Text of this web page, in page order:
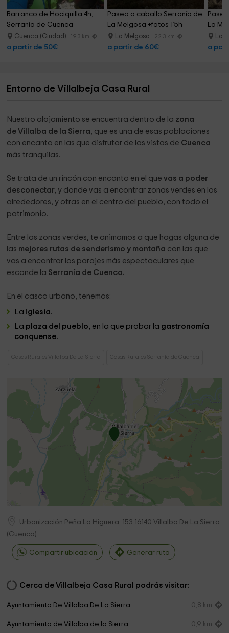
Barranco de Hociquilla 4h,
Serranía de Cuenca
Cuenca (Ciudad) 19.3 km
a partir de 50€
Paseo a caballo Serranía de
La Melgosa +fotos 1’5h
La Melgosa 22.3 km
a partir de 60€
La
La
a
Entorno de Villalbeja Casa Rural
Nuestro alojamiento se encuentra dentro de la zona
de Villalba de la Sierra, que es una de esas poblaciones
con encanto en las que disfrutar de las vistas de Cuenca
más tranquilas.
Se trata de un rincón con encanto en el que vas a poder
desconectar, y donde vas a encontrar zonas verdes en los
alrededores, y otras en el centro del pueblo, con todo el
patrimonio.
Entre las zonas verdes, te animamos a que hagas alguna de
las mejores rutas de senderismo y montaña con las que
vas a encontrar los parajes más espectaculares que
esconde la Serranía de Cuenca.
En el casco urbano, tenemos:
La iglesia.
La plaza del pueblo, en la que probar la gastronomía
conquense.
Casas Rurales Villalba De La Sierra Casas Rurales Serranía de Cuenca
Urbanización Peña La Higuera, 153 16140 Villalba De La Sierra
(Cuenca)
Compartir ubicación Generar ruta
Cerca de Villalbeja Casa Rural podrás visitar:
Ayuntamiento De Villalba De La Sierra 0,8 km
Ayuntamiento de Villalba de la Sierra 0,9 km